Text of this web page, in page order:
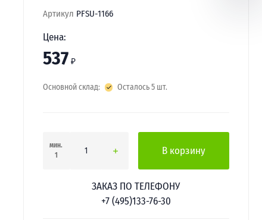
Артикул PFSU-1166
Цена:
537 ₽
Основной склад: Осталось 5 шт.
мин.
1
В корзину
ЗАКАЗ ПО ТЕЛЕФОНУ
+7 (495)133-76-30